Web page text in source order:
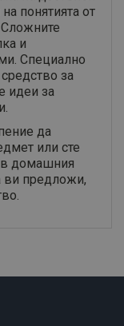
понятията от
Сложните
и
Специално
за
идеи за
да
или сте
в домашния
ви предложи,